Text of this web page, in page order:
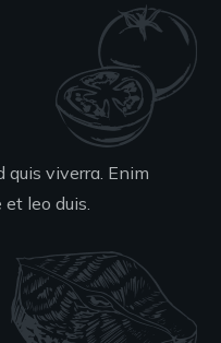
quis viverra. Enim
leo duis.